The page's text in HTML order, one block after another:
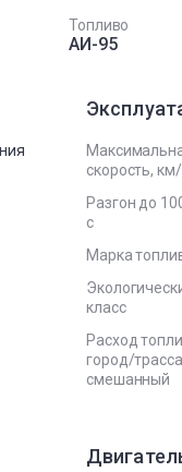
Топливо
АИ-95
скорость,
Разгон до
с
Марка
класс
Расход
город/
смешанный